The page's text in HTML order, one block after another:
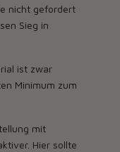
nicht gefordert
Sieg in
ist zwar
Minimum zum
mit
Hier sollte